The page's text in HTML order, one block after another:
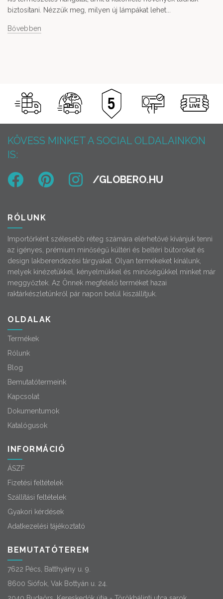
biztosítani. Nézzük meg, milyen új lámpákat lehet...
Bővebben
KÖVESS MINKET A SOCIAL OLDALAINKON
IS:
RÓLUNK
Importőrként szélesebb réteg számára elérhetővé kívánjuk tenni
az igényes, prémium minőségű kültéri és beltéri bútorokat és
design lakberendezési tárgyakat. Olyan termékeket kínálunk,
melyek kinézetükkel, kényelmükkel és minőségükkel minket már
meggyőztek. Az Önnek megfelelő terméket hazai
raktárkészletünkről pár napon belül kiszállítjuk.
OLDALAK
Termékek
Rólunk
Blog
Bemutatótermeink
Kapcsolat
Dokumentumok
Katalógusok
INFORMÁCIÓ
ÁSZF
Fizetési feltételek
Szállítási feltételek
Gyakori kérdések
Adatkezelési tájékoztató
BEMUTATÓTEREM
7622 Pécs, Batthyány u. 9.
8600 Siófok, Vak Bottyán u. 24.